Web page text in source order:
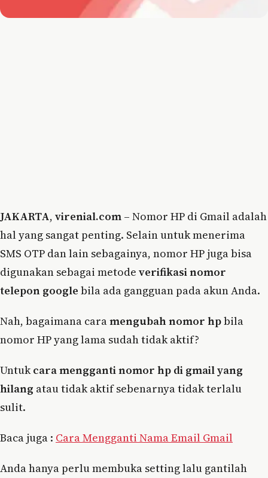
JAKARTA, virenial.com – Nomor HP di Gmail adalah
hal yang sangat penting. Selain untuk menerima
SMS OTP dan lain sebagainya, nomor HP juga bisa
digunakan sebagai metode verifikasi nomor
telepon google bila ada gangguan pada akun Anda.
Nah, bagaimana caramengubah nomor hpbila
nomor HP yang lama sudah tidak aktif?
Untukcara mengganti nomor hp di gmail yang
hilang atau tidak aktif sebenarnya tidak terlalu
sulit.
Baca juga : Cara Mengganti Nama Email Gmail
Anda hanya perlu membuka setting lalu gantilah